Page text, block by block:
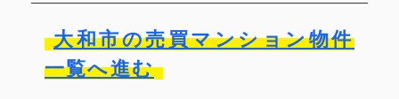
大和市の売買マンション物件
一覧へ進む